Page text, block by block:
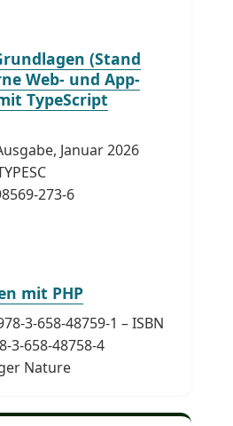
(Stand
Web- und App-
TypeScript
Januar 2026
273-6
mit PHP
3-658-48759-1 – ISBN
3-658-48758-4
Nature